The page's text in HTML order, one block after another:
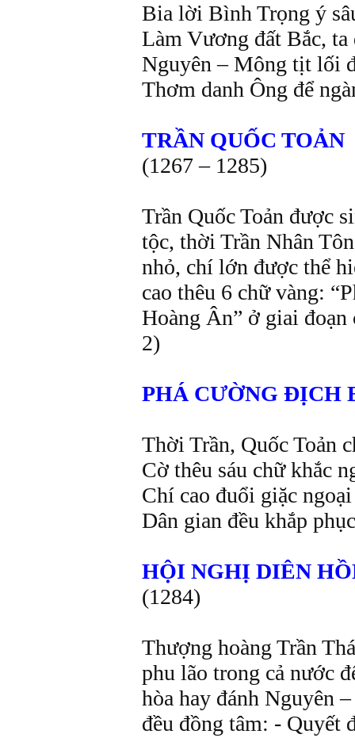
Bia lời Bình Trọng ý
Làm Vương đất Bắc, ta
Nguyên – Mông tịt lối
Thơm danh Ông để
TRẦN QUỐC TOẢN
(1267 – 1285)
Trần Quốc Toản được
tộc, thời Trần Nhân
nhỏ, chí lớn được thể
cao thêu 6 chữ vàng:
Hoàng Ân” ở giai đoạn
2)
PHÁ CƯỜNG ĐỊCH
Thời Trần, Quốc Toản
Cờ thêu sáu chữ khắc
Chí cao đuổi giặc
Dân gian đều khắp
HỘI NGHỊ DIÊN
(1284)
Thượng hoàng Trần
phu lão trong cả nước
hòa hay đánh Nguyên
đều đồng tâm: - Quyết